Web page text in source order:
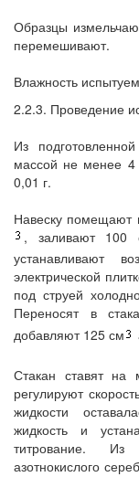
Образцы
перемешивают.
Влажность
2.2.3. Проведение
Из
массой не менее 4
0,01 г.
Навеску помещают
, заливают 100
устанавливают
электрической
под струей
Переносят в
добавляют 125 см
Стакан ставят на
регулируют
жидкости
жидкость и
титрование. Из
азотнокислого